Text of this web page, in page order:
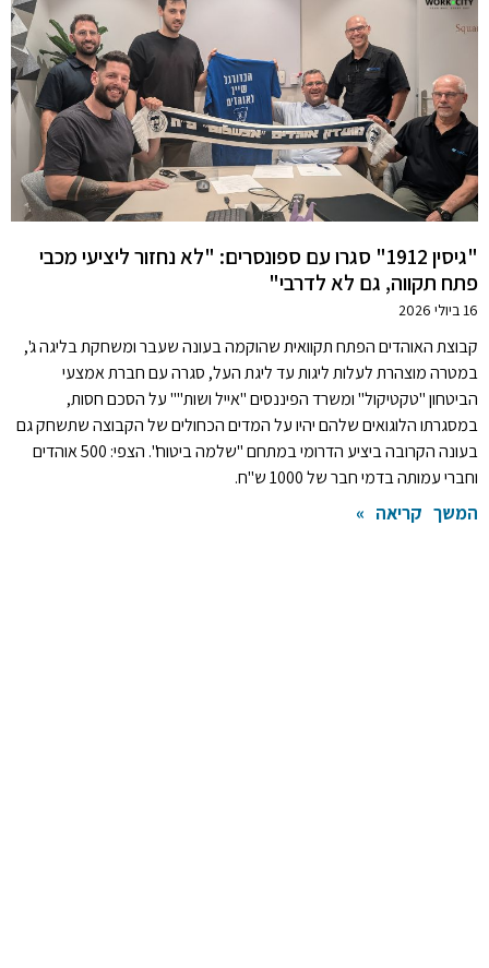
"גיסין 1912" סגרו עם ספונסרים: "לא נחזור ליציעי מכבי
פתח תקווה, גם לא לדרבי"
16 ביולי 2026
קבוצת האוהדים הפתח תקוואית שהוקמה בעונה שעבר ומשחקת בליגה ג',
במטרה מוצהרת לעלות ליגות עד ליגת העל, סגרה עם חברת אמצעי
הביטחון "טקטיקול" ומשרד הפיננסים "אייל ושות'"' על הסכם חסות,
במסגרתו הלוגואים שלהם יהיו על המדים הכחולים של הקבוצה שתשחק גם
בעונה הקרובה ביציע הדרומי במתחם "שלמה ביטוח". הצפי: 500 אוהדים
וחברי עמותה בדמי חבר של 1000 ש"ח.
המשך קריאה »